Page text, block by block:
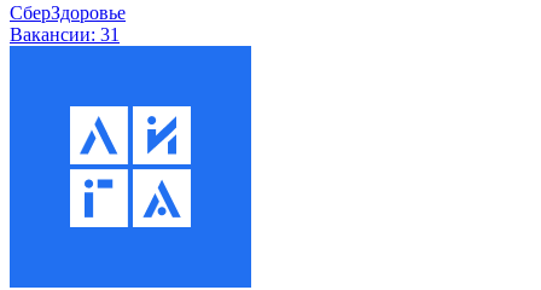
СберЗдоровье
Вакансии: 31